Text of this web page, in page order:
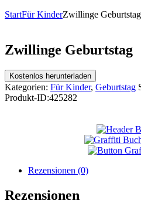
StartFür KinderZwillinge Geburtstag
Zwillinge Geburtstag
Kostenlos herunterladen
Kategorien: Für Kinder, Geburtstag
Produkt-ID:425282
Rezensionen (0)
Rezensionen